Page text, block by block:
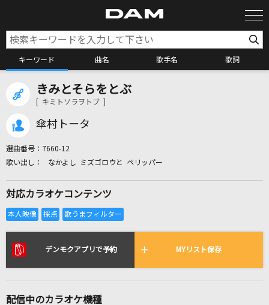
キーワード 曲名 歌手名 歌詞
カラオケ検索
全国りれき
リアルタイムで歌われている曲の一覧
きみとそらをとぶ
[ キミトソラヲトブ ]
傘村トータ
選曲番号： 7660-12
なかよし ミズゴロウと ペリッパー
対応カラオケコンテンツ
デンモクアプリで予約 MYリスト保存
配信中のカラオケ機種